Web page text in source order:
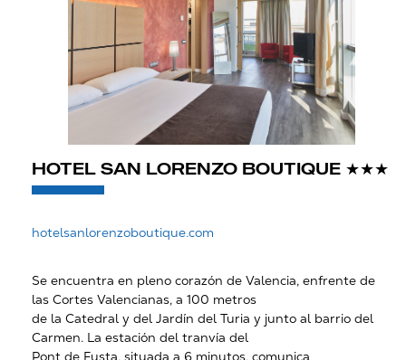
HOTEL SAN LORENZO BOUTIQUE ★★★
hotelsanlorenzoboutique.com
Se encuentra en pleno corazón de Valencia, enfrente de
las Cortes Valencianas, a 100 metros
de la Catedral y del Jardín del Turia y junto al barrio del
Carmen. La estación del tranvía del
Pont de Fusta, situada a 6 minutos, comunica